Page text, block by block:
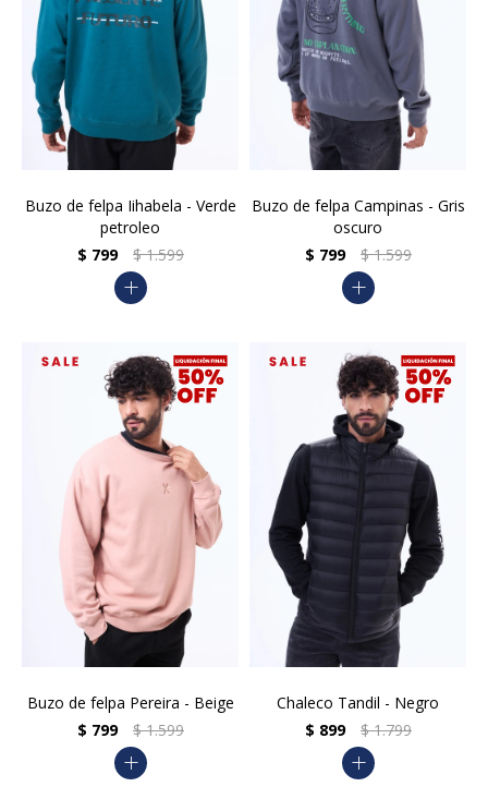
Buzo de felpa Iihabela - Verde
petroleo
$ 799 $ 1.599
add
Buzo de felpa Campinas - Gris
oscuro
$ 799 $ 1.599
add
Buzo de felpa Pereira - Beige
$ 799 $ 1.599
add
Chaleco Tandil - Negro
$ 899 $ 1.799
add